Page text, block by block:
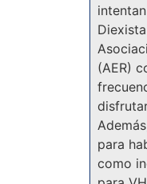
(AER)
para
como